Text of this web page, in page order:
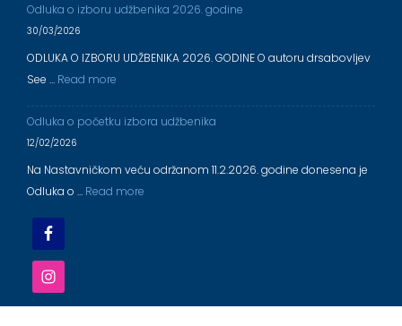
Odluka o izboru udžbenika 2026. godine
30/03/2026
ODLUKA O IZBORU UDŽBENIKA 2026. GODINE O autoru drsabovljev
See … Read more
Odluka o početku izbora udžbenika
12/02/2026
Na Nastavničkom veću održanom 11.2.2026. godine donesena je
Odluka o … Read more